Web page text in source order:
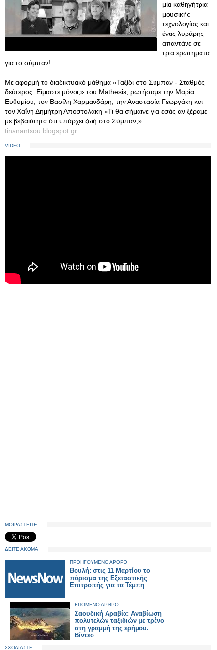
μία καθηγήτρια
μουσικής
τεχνολογίας και
ένας λυράρης
απαντάνε σε
τρία ερωτήματα
για το σύμπαν!
Με αφορμή το διαδικτυακό μάθημα «Ταξίδι στο Σύμπαν - Σταθμός
δεύτερος: Είμαστε μόνοι;» του Mathesis, ρωτήσαμε την Μαρία
Ευθυμίου, τον Βασίλη Χαρμανδάρη, την Αναστασία Γεωργάκη και
τον Χαΐνη Δημήτρη Αποστολάκη «Τι θα σήμαινε για εσάς αν ξέραμε
με βεβαιότητα ότι υπάρχει ζωή στο Σύμπαν;»
tinanantsou.blogspot.gr
VIDEO
ΜΟΙΡΑΣΤΕΙΤΕ
ΔΕΙΤΕ ΑΚΟΜΑ
ΠΡΟΗΓΟΥΜΕΝΟ ΑΡΘΡΟ
Βουλή: στις 11 Μαρτίου το
πόρισμα της Εξεταστικής
Επιτροπής για τα Τέμπη
ΕΠΟΜΕΝΟ ΑΡΘΡΟ
Σαουδική Αραβία: Αναβίωση
πολυτελών ταξιδιών με τρένο
στη γραμμή της ερήμου.
Βίντεο
ΣΧΟΛΙΑΣΤΕ